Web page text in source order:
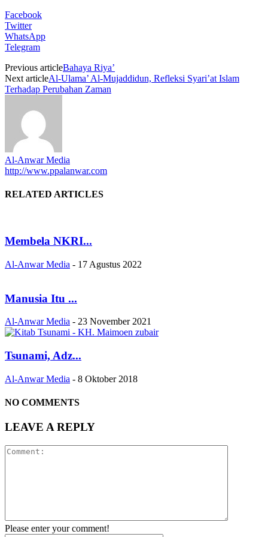
Facebook
Twitter
WhatsApp
Telegram
Previous articleBahaya Riya’
Next articleAl-Ulama’ Al-Mujaddidun, Refleksi Syari’at Islam
Terhadap Perubahan Zaman
Al-Anwar Media
http://www.ppalanwar.com
RELATED ARTICLES
Membela NKRI...
Al-Anwar Media - 17 Agustus 2022
Manusia Itu ...
Al-Anwar Media - 23 November 2021
Tsunami, Adz...
Al-Anwar Media - 8 Oktober 2018
NO COMMENTS
LEAVE A REPLY
Please enter your comment!